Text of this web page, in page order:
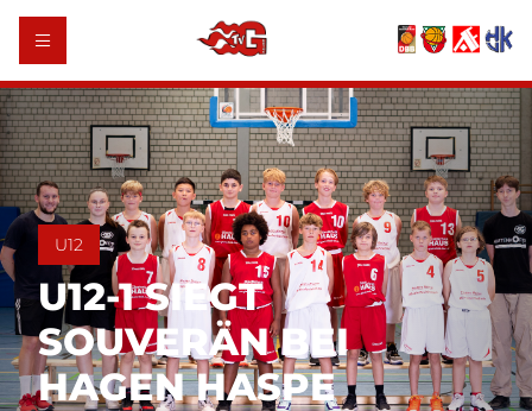
U12
U12-1 SIEGT
SOUVERÄN BEI
HAGEN HASPE